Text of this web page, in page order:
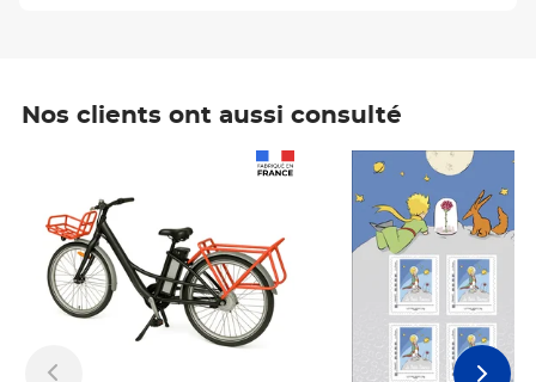
Nos clients ont aussi consulté
Prix 7,50€